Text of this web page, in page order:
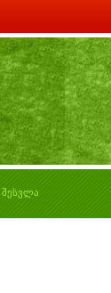
შესვლა